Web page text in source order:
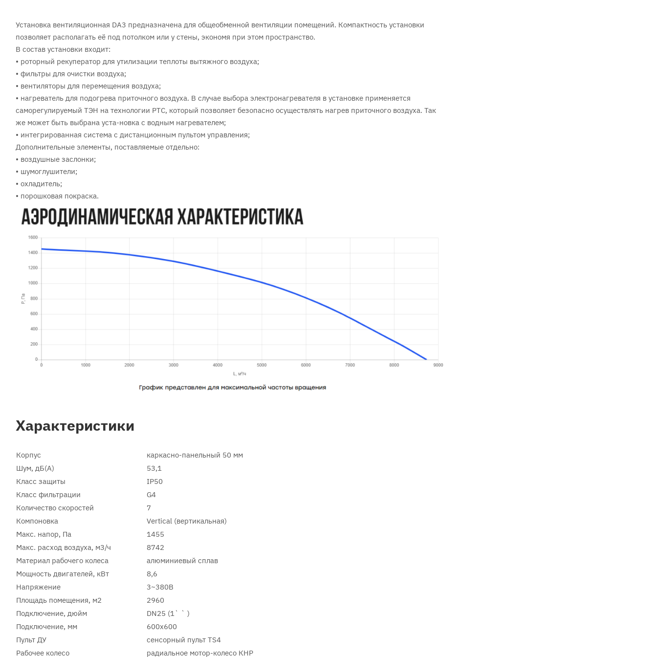
Установка вентиляционная DA3 предназначена для общеобменной вентиляции помещений. Компактность установки
позволяет располагать её под потолком или у стены, экономя при этом пространство.
В состав установки входит:
• роторный рекуператор для утилизации теплоты вытяжного воздуха;
• фильтры для очистки воздуха;
• вентиляторы для перемещения воздуха;
• нагреватель для подогрева приточного воздуха. В случае выбора электронагревателя в установке применяется
саморегулируемый ТЭН на технологии PTC, который позволяет безопасно осуществлять нагрев приточного воздуха. Так
же может быть выбрана уста-новка с водным нагревателем;
• интегрированная система с дистанционным пультом управления;
Дополнительные элементы, поставляемые отдельно:
• воздушные заслонки;
• шумоглушители;
• охладитель;
• порошковая покраска.
Характеристики
Корпус
каркасно-панельный 50 мм
Шум, дБ(А)
53,1
Класс защиты
IP50
Класс фильтрации
G4
Количество скоростей
7
Компоновка
Vertical (вертикальная)
Макс. напор, Па
1455
Макс. расход воздуха, м3/ч
8742
Материал рабочего колеса
алюминиевый сплав
Мощность двигателей, кВт
8,6
Напряжение
3~380В
Площадь помещения, м2
2960
Подключение, дюйм
DN25 (1` ` )
Подключение, мм
600x600
Пульт ДУ
сенсорный пульт TS4
Рабочее колесо
радиальное мотор-колесо КНР